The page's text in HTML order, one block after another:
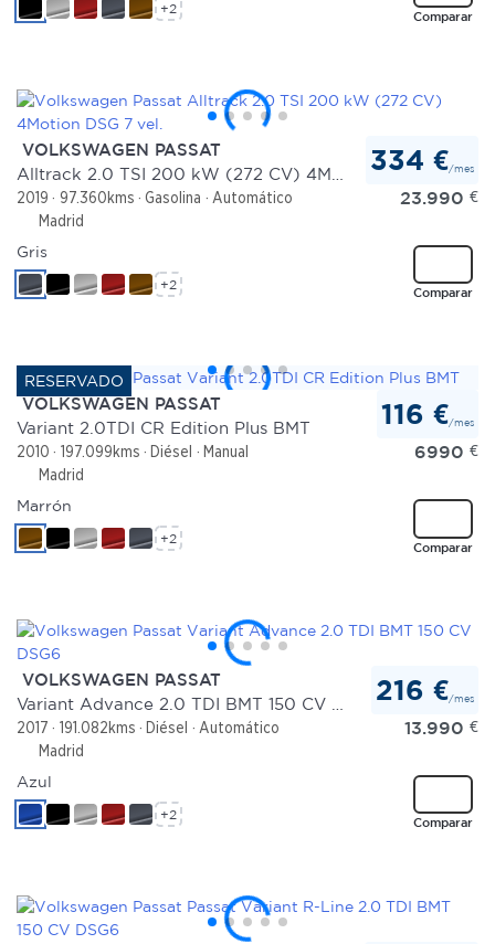
Comparar
+2
VOLKSWAGEN PASSAT
2019 97.360kms Gasolina
Automático
Madrid
334 €/mes
23.990 €
Comparar
Gris
+2
VOLKSWAGEN PASSAT
Variant 2.0TDI CR Edition Plus BMT
2010 197.099kms Diésel
Manual
Madrid
116 €/mes
6990 €
Comparar
Marrón
+2
VOLKSWAGEN PASSAT
2017 191.082kms Diésel
Automático
Madrid
216 €/mes
13.990 €
Comparar
Azul
+2